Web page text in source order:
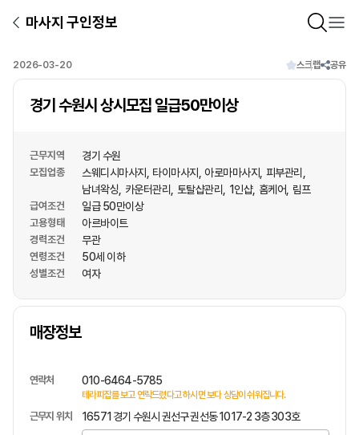
마사지 구인정보
2026-03-20 스크랩 공유
경기 수원시 상시모집 일급50만이상
근무지역 경기 수원
모집업종 스웨디시마사지 타이마사지 아로마마사지
피부관리
남녀왁싱 카운터관리 토탈샵관리 1인샵 홈케어 림프
급여조건 일급 50만이상
고용형태 아르바이트
경력조건 무관
연령조건 50세 이하
성별조건 여자
매장정보
상호명
연락처 010-6464-5785
테라피잡를 보고 연락드렸다고 하시면 보다 상담이 쉬워집니다.
근무지 위치 16571 경기 수원시 권선구 권선동 1017-2 3층 303호